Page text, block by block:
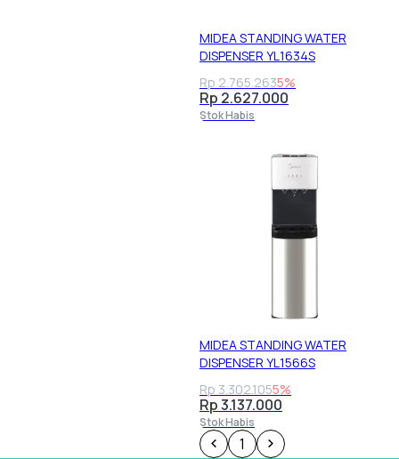
MIDEA STANDING WATER
DISPENSER YL1634S
Rp 2.765.2635%
Rp 2.627.000
Stok Habis
MIDEA STANDING WATER
DISPENSER YL1566S
Rp 3.302.1055%
Rp 3.137.000
Stok Habis
1